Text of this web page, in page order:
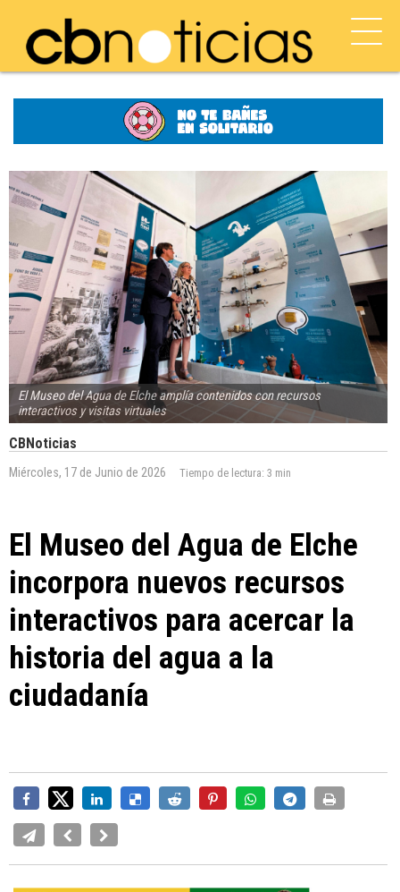
El Museo del Agua de Elche amplía contenidos con recursos
interactivos y visitas virtuales
CBNoticias
Miércoles, 17 de Junio de 2026 Tiempo de lectura: 3 min
El Museo del Agua de Elche
incorpora nuevos recursos
interactivos para acercar la
historia del agua a la
ciudadanía